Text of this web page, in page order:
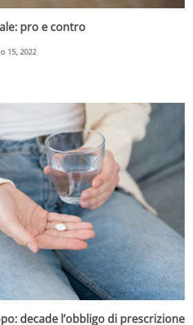
pro e contro
15, 2022
decade l’obbligo di prescrizione